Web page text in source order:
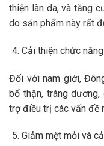
thiện làn da, và tăng
do sản phẩm này rất
Cải thiện chức
Đối với nam giới,
bổ thận, tráng
trợ điều trị các vấn đề
Giảm mệt mỏi và